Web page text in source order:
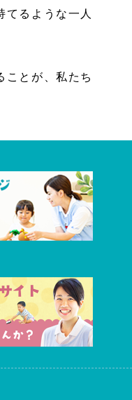
てるような一人
ことが、私たち